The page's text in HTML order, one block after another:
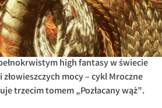
high fantasy w świecie
mocy – cykl Mroczne
trzecim tomem „Pozłacany wąż”.